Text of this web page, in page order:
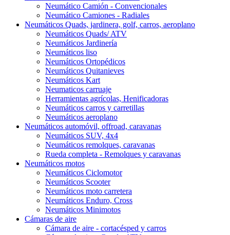
Neumático Camión - Convencionales
Neumático Camiones - Radiales
Neumáticos Quads, jardinera, golf, carros, aeroplano
Neumáticos Quads/ ATV
Neumáticos Jardinería
Neumáticos liso
Neumáticos Ortopédicos
Neumáticos Quitanieves
Neumáticos Kart
Neumaticos carruaje
Herramientas agrícolas, Henificadoras
Neumáticos carros y carretillas
Neumáticos aeroplano
Neumáticos automóvil, offroad, caravanas
Neumáticos SUV, 4x4
Neumáticos remolques, caravanas
Rueda completa - Remolques y caravanas
Neumáticos motos
Neumáticos Ciclomotor
Neumáticos Scooter
Neumáticos moto carretera
Neumáticos Enduro, Cross
Neumáticos Minimotos
Cámaras de aire
Cámara de aire - cortacésped y carros